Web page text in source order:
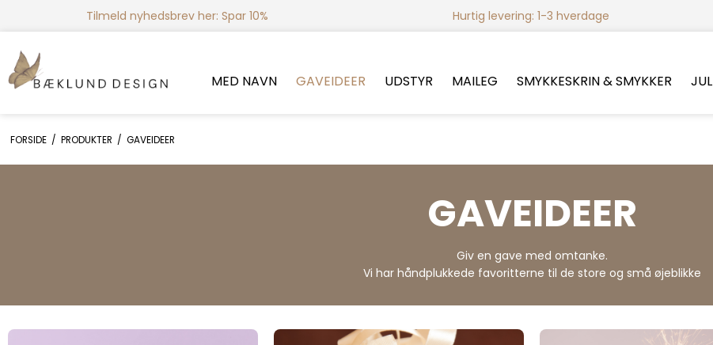
Tilmeld nyhedsbrev her: Spar 10% Hurtig levering: 1-3 hverdage
MED NAVN GAVEIDEER UDSTYR MAILEG SMYKKESKRIN & SMYKKER JUL
FORSIDE / PRODUKTER / GAVEIDEER
GAVEIDEER
Giv en gave med omtanke.
Vi har håndplukkede favoritterne til de store og små øjeblikke